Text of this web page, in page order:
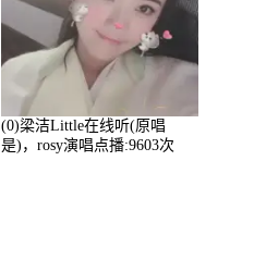
(0)梁洁Little在线听(原唱
是)，rosy演唱点播:9603次